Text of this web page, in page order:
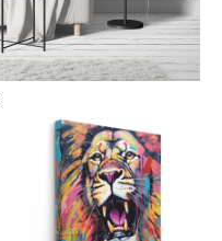
de
prix :
14.90€
à
219.90€